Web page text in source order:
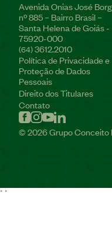
Avenida Onias José
nº 885 – Bairro Brasil –
Santa Helena de Goiás -
75920-000
(64)3612.2010
Política de Privacidade e
Proteção de Dados
Pessoais
Direito dos Titulares
Contato
© 2026 Grupo Conceito
" "